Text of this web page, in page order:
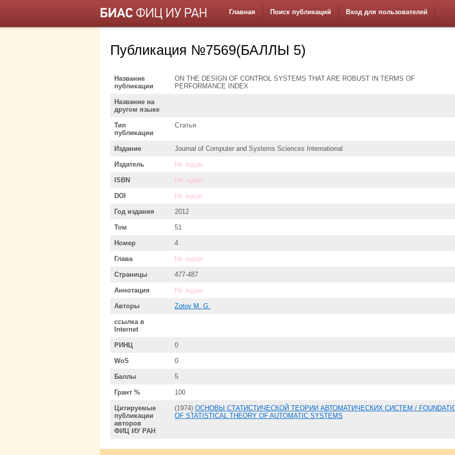
Главная Поиск публикаций Вход для пользователей
Публикация №7569(БАЛЛЫ 5)
Название
публикации
ON THE DESIGN OF CONTROL SYSTEMS THAT ARE ROBUST IN TERMS OF
PERFORMANCE INDEX
Название на
другом языке
Тип
публикации
Статья
Издание Journal of Computer and Systems Sciences International
Издатель Не задан
ISBN Не задан
DOI Не задан
Год издания 2012
Том 51
Номер 4
Глава Не задан
Страницы 477-487
Аннотация Не задан
Авторы Zotov M. G.
ссылка в
Internet
РИНЦ 0
WoS 0
Баллы 5
Грант % 100
Цитируемые
публикации
авторов
ФИЦ ИУ РАН
(1974) ОСНОВЫ СТАТИСТИЧЕСКОЙ ТЕОРИИ АВТОМАТИЧЕСКИХ СИСТЕМ /
OF STATISTICAL THEORY OF AUTOMATIC SYSTEMS